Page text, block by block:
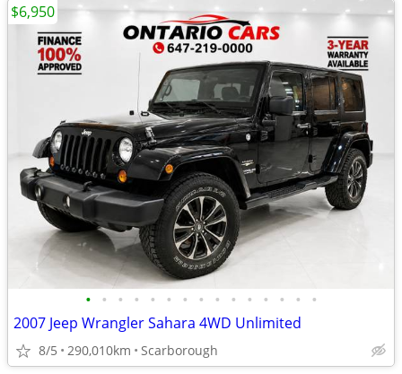
• • • • • • • • • • • • • • •
2007 Jeep Wrangler Sahara 4WD Unlimited
8/5 290,010km Scarborough
$6,950